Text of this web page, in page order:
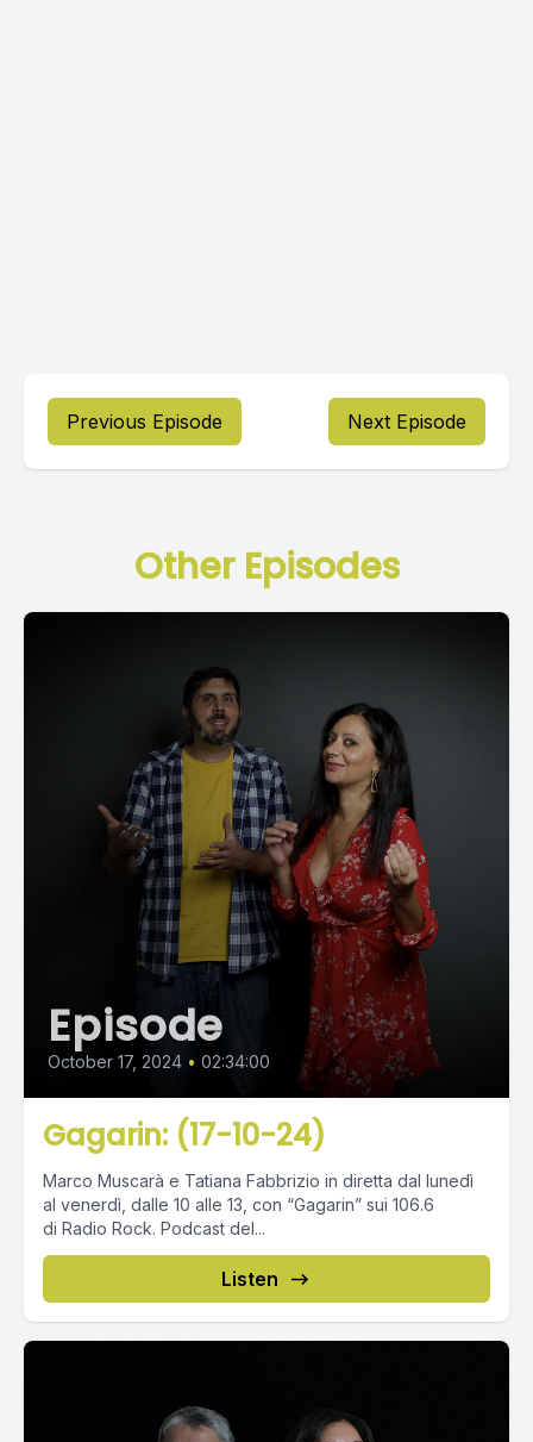
Previous Episode Next Episode
Other Episodes
Episode
October 17, 2024 • 02:34:00
Gagarin: (17-10-24)
Marco Muscarà e Tatiana Fabbrizio in diretta dal lunedì
al venerdì, dalle 10 alle 13, con “Gagarin” sui 106.6
di Radio Rock. Podcast del...
Listen